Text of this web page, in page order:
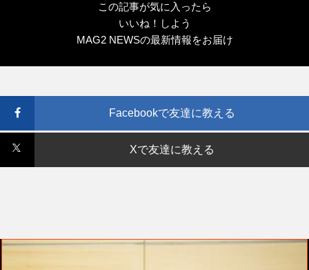
この記事が気に入ったら
いいね！しよう
MAG2 NEWSの最新情報をお届け
Facebookで友達に教える
Xで友達に教える